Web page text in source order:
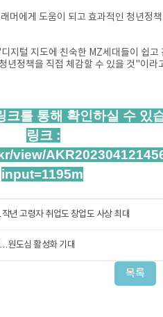
머에게 도움이 되고 효과적인 청년정
지털 지도에 친숙한 MZ세대들이 쉽고
년정책을 직접 체감할 수 있을 것"이라
크를 통해 확인하실 수 있
링크 :
view/
input=1195m
년 고령자 취업도 창업도 사상 최대
원도심 활성화 기대
목록